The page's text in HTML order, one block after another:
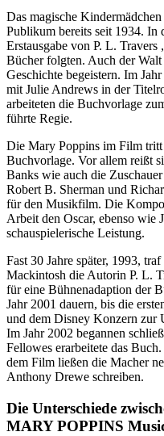
Das magische
Publikum bereits seit 1934. In
Erstausgabe von P. L.
Bücher folgten. Auch der
Geschichte begeistern. Im
mit Julie Andrews in der
arbeiteten die Buchvorlage
führte Regie.
Die Mary Poppins im Film
Buchvorlage. Vor allem reißt
Banks wie auch die
Robert B. Sherman und
für den Musikfilm. Die
Arbeit den Oscar, ebenso wie
schauspielerische Leistung.
Fast 30 Jahre später, 1993,
Mackintosh die Autorin P. L.
für eine Bühnenadaption der
Jahr 2001 dauern, bis die
und dem Disney Konzern zur
Im Jahr 2002 begannen
Fellowes erarbeitete das
dem Film ließen die Macher
Anthony Drewe schreiben.
Die Unterschiede
MARY POPPINS